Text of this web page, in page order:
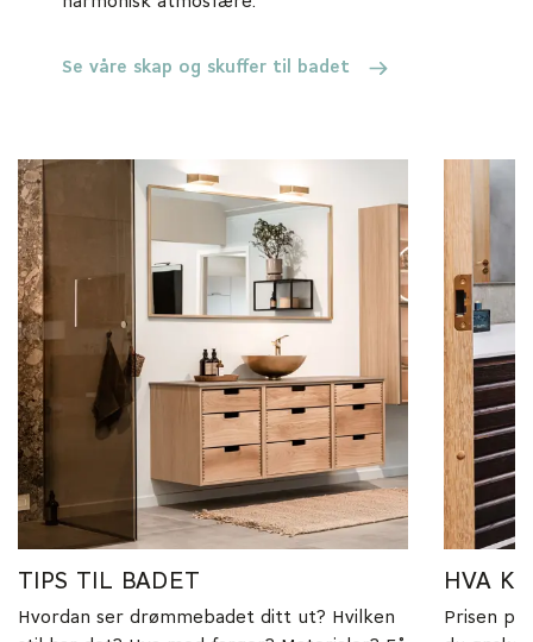
Se våre skap og skuffer til badet
TIPS TIL BADET
Hvordan ser drømmebadet ditt ut? Hvilken
HVA
Prisen